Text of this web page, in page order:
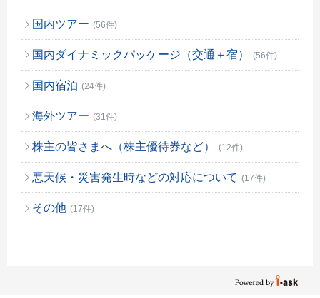
国内ツアー (56件)
国内ダイナミックパッケージ（交通＋宿） (56件)
国内宿泊 (24件)
海外ツアー (31件)
株主の皆さまへ（株主優待券など） (12件)
悪天候・災害発生時などの対応について (17件)
その他 (17件)